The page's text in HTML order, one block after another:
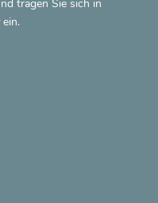
tragen Sie sich in
ein.